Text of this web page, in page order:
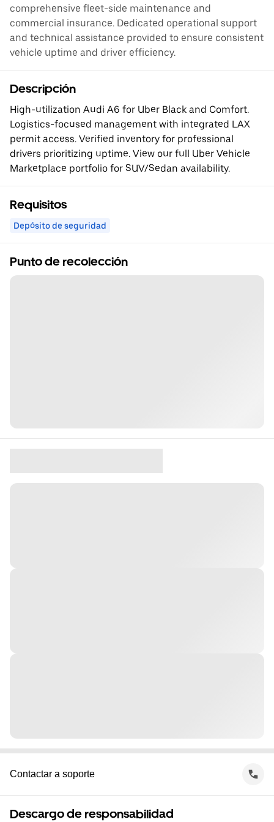
comprehensive fleet-side maintenance and
commercial insurance. Dedicated operational support
and technical assistance provided to ensure consistent
vehicle uptime and driver efficiency.
Descripción
High-utilization Audi A6 for Uber Black and Comfort.
Logistics-focused management with integrated LAX
permit access. Verified inventory for professional
drivers prioritizing uptime. View our full Uber Vehicle
Marketplace portfolio for SUV/Sedan availability.
Requisitos
Depósito de seguridad
Punto de recolección
Contactar a soporte
Descargo de responsabilidad